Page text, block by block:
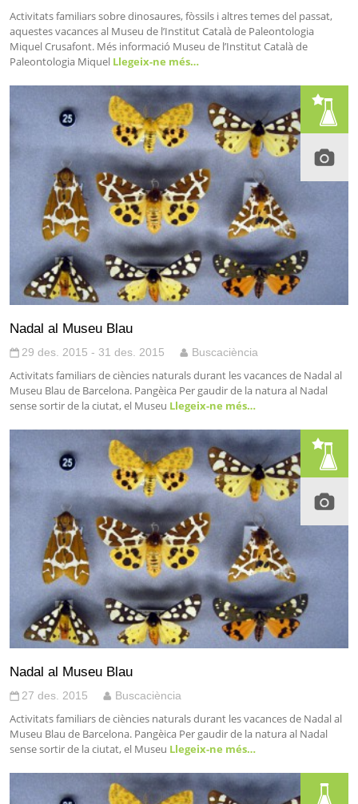
Activitats familiars sobre dinosaures, fòssils i altres temes del passat,
aquestes vacances al Museu de l’Institut Català de Paleontologia
Miquel Crusafont. Més informació Museu de l’Institut Català de
Paleontologia Miquel Llegeix-ne més…
Nadal al Museu Blau
29 des. 2015 - 31 des. 2015 Buscaciència
Activitats familiars de ciències naturals durant les vacances de Nadal al
Museu Blau de Barcelona. Pangèica Per gaudir de la natura al Nadal
sense sortir de la ciutat, el Museu Llegeix-ne més…
Nadal al Museu Blau
27 des. 2015 Buscaciència
Activitats familiars de ciències naturals durant les vacances de Nadal al
Museu Blau de Barcelona. Pangèica Per gaudir de la natura al Nadal
sense sortir de la ciutat, el Museu Llegeix-ne més…